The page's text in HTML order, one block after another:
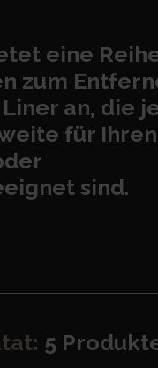
eine
zum
an, die
für Ihren
sind.
5